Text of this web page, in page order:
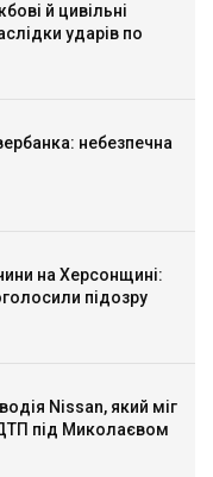
й цивільні
ударів по
небезпечна
на Херсонщині:
підозру
Nissan, який міг
під Миколаєвом